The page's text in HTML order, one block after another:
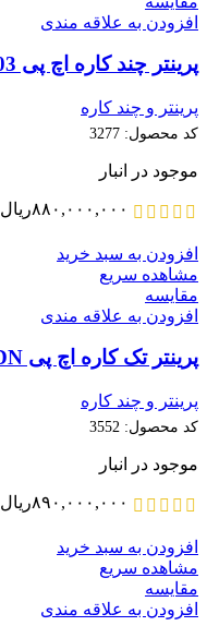
افزودن به علاقه مندی
پرینتر چند کاره اچ پی 4103-FDW
پرینتر و چند کاره
کد محصول: 3277
موجود در انبار
۸۸۰,۰۰۰,۰۰۰ریال
افزودن به سبد خرید
مشاهده سریع
مقایسه
افزودن به علاقه مندی
پرینتر تک کاره اچ پی M402-DN
پرینتر و چند کاره
کد محصول: 3552
موجود در انبار
۸۹۰,۰۰۰,۰۰۰ریال
افزودن به سبد خرید
مشاهده سریع
مقایسه
افزودن به علاقه مندی